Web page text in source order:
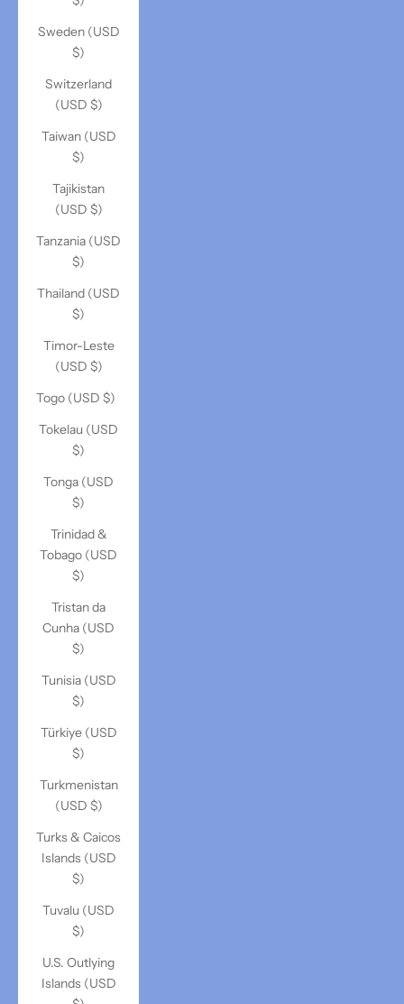
Sweden (USD
$)
Switzerland
(USD $)
Taiwan (USD
$)
Tajikistan
(USD $)
Tanzania (USD
$)
Thailand (USD
$)
Timor-Leste
(USD $)
Togo (USD $)
Tokelau (USD
$)
Tonga (USD
$)
Trinidad &
Tobago (USD
$)
Tristan da
Cunha (USD
$)
Tunisia (USD
$)
Türkiye (USD
$)
Turkmenistan
(USD $)
Turks & Caicos
Islands (USD
$)
Tuvalu (USD
$)
U.S. Outlying
Islands (USD